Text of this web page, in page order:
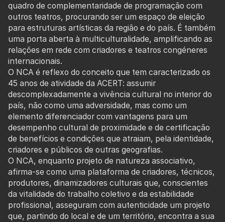
quadro de complementaridade de programação com
outros teatros, procurando ser um espaço de eleição
para estruturas artísticas da região e do país. É também
uma porta aberta à multiculturalidade, amplificando as
relações em rede com criadores e teatros congéneres
internacionais.
O NCA é reflexo do conceito que tem caracterizado os
45 anos de atividade da ACERT: assumir
descomplexadamente a vivência cultural no interior do
país, não como uma adversidade, mas como um
elemento diferenciador com vantagens para um
desempenho cultural de proximidade e de certificação
de benefícios e condições que atraiam, pela identidade,
criadores e públicos de outras geografias.
O NCA, enquanto projeto de natureza associativo,
afirma-se como uma plataforma de criadores, técnicos,
produtores, dinamizadores culturais que, conscientes
da vitalidade do trabalho coletivo e da estabilidade
profissional, asseguram com autenticidade um projeto
que, partindo do local e de um território, encontra a sua